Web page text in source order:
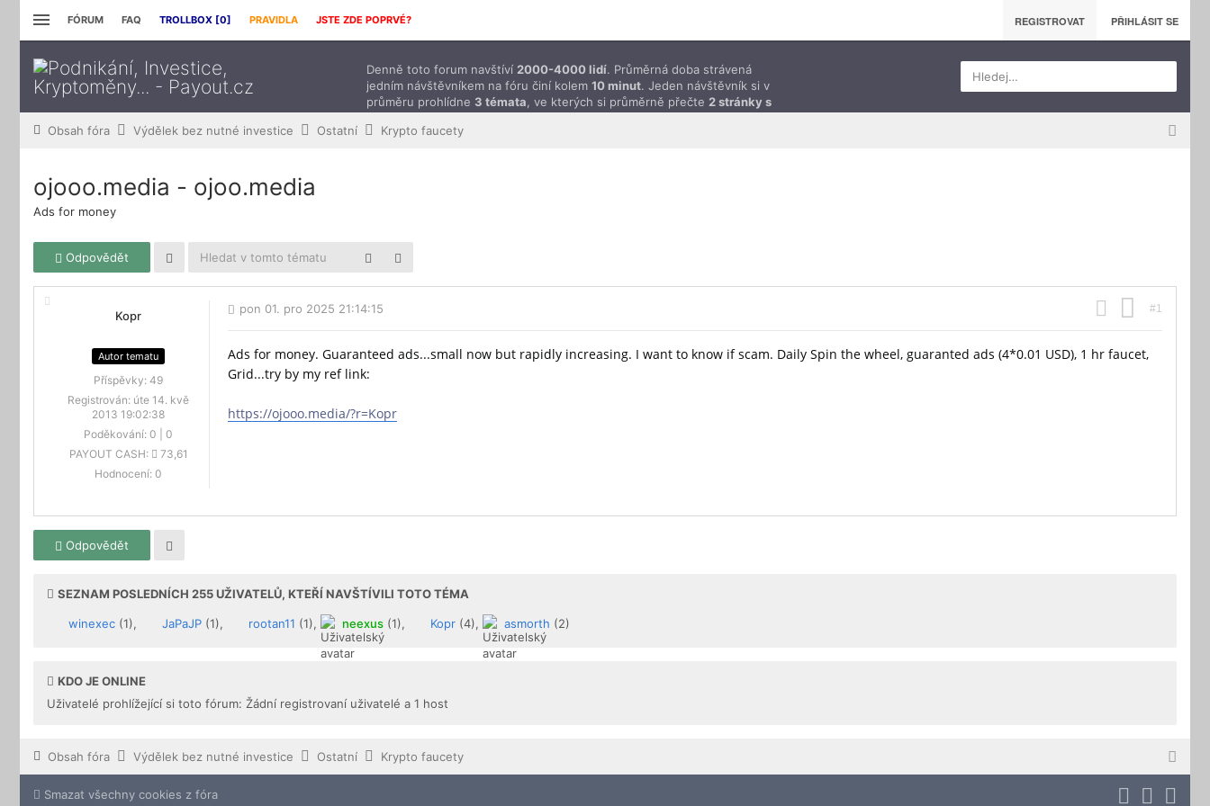
FÓRUM FAQ TROLLBOX [0] PRAVIDLA JSTE ZDE POPRVÉ? REGISTROVAT PŘIHLÁSIT SE
Denně toto forum navštíví 2000-4000 lidí. Průměrná doba strávená
jedním návštěvníkem na fóru činí kolem 10 minut. Jeden návštěvník si v
průměru prohlídne 3 témata , ve kterých si průměrně přečte 2 stránky s
Hledej…
Obsah fóra Výdělek bez nutné investice Ostatní Krypto faucety
ojooo.media - ojoo.media
Ads for money
Odpovědět
Kopr
Autor tematu
Příspěvky: 49
Registrován: úte 14. kvě
2013 19:02:38
Poděkování: 0
0
PAYOUT CASH:
73,61
Hodnocení: 0
#1
pon 01. pro 2025 21:14:15
Ads for money. Guaranteed ads...small now but rapidly increasing. I want to know if scam. Daily Spin the wheel, guaranted ads (4*0.01 USD), 1 hr faucet,
Grid...try by my ref link:
https://ojooo.media/?r=Kopr
Odpovědět
SEZNAM POSLEDNÍCH 255UŽIVATELŮ, KTEŘÍ NAVŠTÍVILI TOTO TÉMA
winexec (1), JaPaJP (1), rootan11 (1), neexus (1), Kopr (4), asmorth (2)
KDO JE ONLINE
Uživatelé prohlížející si toto fórum: Žádní registrovaní uživatelé a 1 host
Obsah fóra Výdělek bez nutné investice Ostatní Krypto faucety
Smazat všechny cookies z fóra